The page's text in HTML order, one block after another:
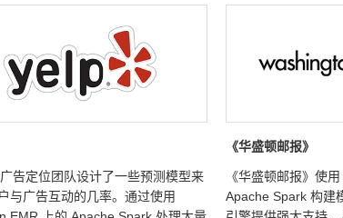
告定位团队设计了一些预测模型来
与广告互动的几率。通过使用
《华盛顿邮报》
《华盛顿邮报》使
Apache Spark 构建